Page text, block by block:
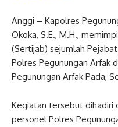
Anggi – Kapolres
Okoka, S.E., M.H.,
(Sertijab) sejumlah
Polres Pegunungan Arfak
Pegunungan Arfak Pada,
Kegiatan tersebut dihadiri
personel Polres